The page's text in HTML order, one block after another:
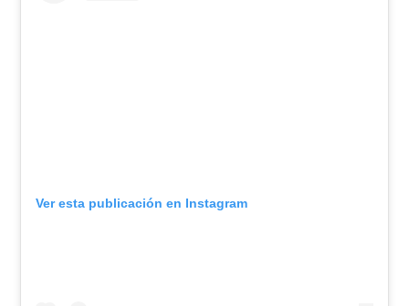
Ver esta publicación en Instagram